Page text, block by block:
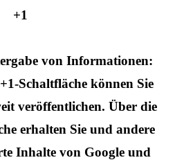
+1
von Informationen:
Schaltfläche können Sie
veröffentlichen. Über die
erhalten Sie und andere
Inhalte von Google und